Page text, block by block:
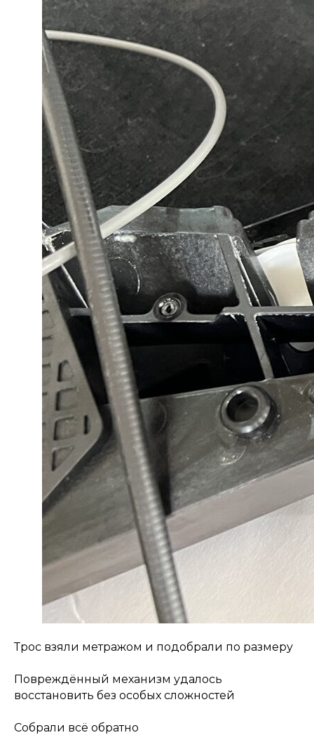
Трос взяли метражом и подобрали по размеру
Повреждённый механизм удалось
восстановить без особых сложностей
Собрали всё обратно